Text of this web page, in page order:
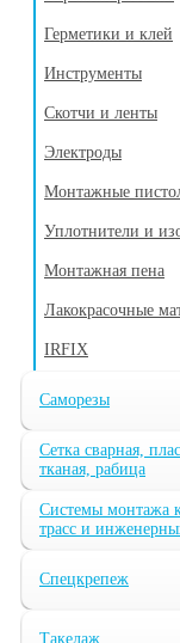
Герметики и клей
Инструменты
Скотчи и ленты
Электроды
Монтажные
Уплотнители и
Монтажная пена
Лакокрасочные
IRFIX
Саморезы
Сетка сварная,
тканая, рабица
Системы монтажа
трасс и
Спецкрепеж
Такелаж